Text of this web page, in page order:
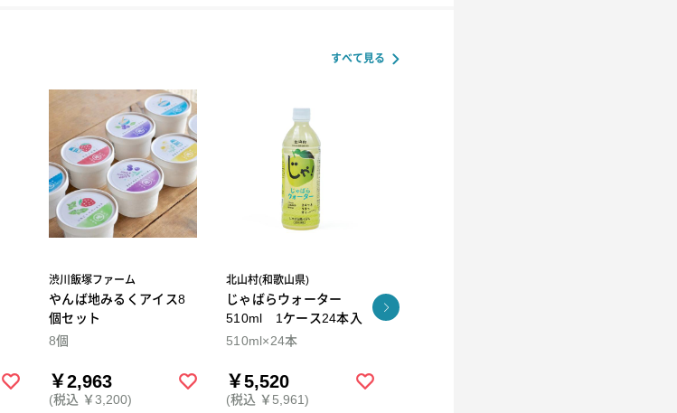
すべて見る
渋川飯塚ファーム
やんば地みるくアイス8
個セット
8個
￥2,963
(税込 ￥3,200)
北山村(和歌山県)
じゃばらウォーター
510ml 1ケース24本入
510ml×24本
￥5,520
(税込 ￥5,961)